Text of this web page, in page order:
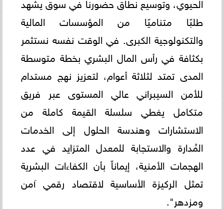
طلبًا متناميًا من المؤسسات المالية
والتكنولوجية الكبرى. في الوقت نفسه نستثمر
بكثافة في رأس المال البشري بخطة متوسطة
المدى تمتد لثلاثة أعوام، لتعزيز نهج مستدام
للأمن السيبراني عالي المستوى عبر فريق
متكامل يغطي سلسلة القيمة كاملة من
الاستشارات وهندسة الحلول إلى الخدمات
المُدارة والاستجابة للمعدل المتزايد في عدد
الهجمات الأمنية، إيماناً بأن الكفاءات البشرية
تمثل الركيزة الأساسية لاقتصاد رقمي آمن
ومزدهر".